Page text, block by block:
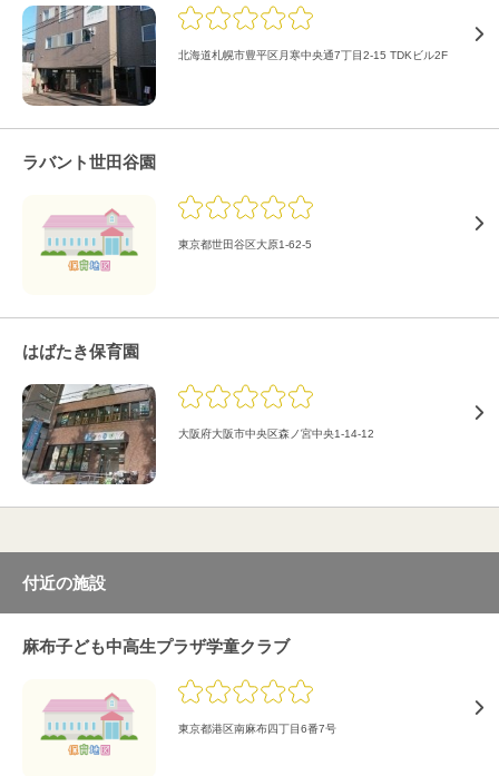
北海道札幌市豊平区月寒中央通7丁目2-15 TDKビル2F
ラバント世田谷園
東京都世田谷区大原1-62-5
はばたき保育園
大阪府大阪市中央区森ノ宮中央1-14-12
付近の施設
麻布子ども中高生プラザ学童クラブ
東京都港区南麻布四丁目6番7号